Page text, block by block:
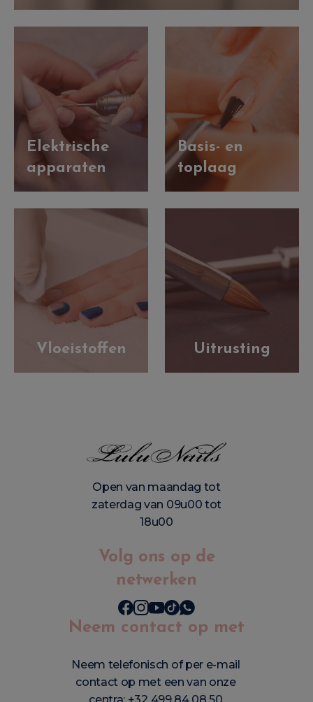
Elektrische
apparaten
Basis- en
toplaag
Vloeistoffen Uitrusting
Open van maandag tot
zaterdag van 09u00 tot
18u00
Volg ons op de
netwerken
Neem contact op met
Neem telefonisch of per e-mail
contact op met een van onze